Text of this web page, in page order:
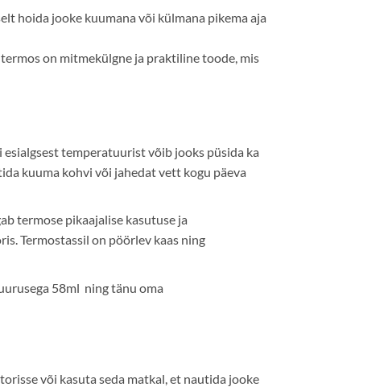
hoida jooke kuumana või külmana pikema aja
on mitmekülgne ja praktiline toode, mis
temperatuurist võib jooks püsida ka
kuuma kohvi või jahedat vett kogu päeva
termose pikaajalise kasutuse ja
Termostassil on pöörlev kaas ning
58ml ning tänu oma
või kasuta seda matkal, et nautida jooke